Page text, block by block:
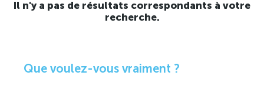
Il n'y a pas de résultats correspondants à votre
recherche.
Que voulez-vous vraiment ?